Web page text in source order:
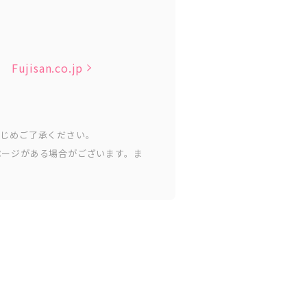
Fujisan.co.jp
めご了承ください。
ジがある場合がございます。ま